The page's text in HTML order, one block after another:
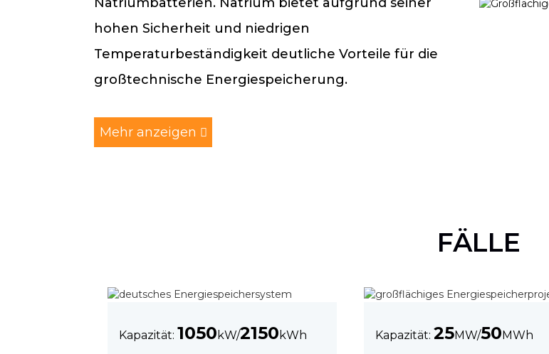
hohen Sicherheit und niedrigen
Temperaturbeständigkeit deutliche Vorteile für die
großtechnische Energiespeicherung.
Mehr anzeigen
FÄLLE
Kapazität: 1050 kW/2150 kWh Kapazität: 25MW/50 MWh